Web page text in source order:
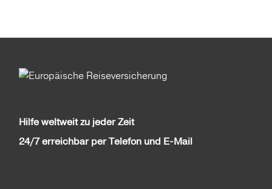
Hilfe weltweit zu jeder Zeit
24/7 erreichbar per Telefon und E-Mail